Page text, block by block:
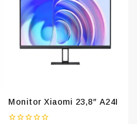
Monitor Xiaomi 23,8″ A24I